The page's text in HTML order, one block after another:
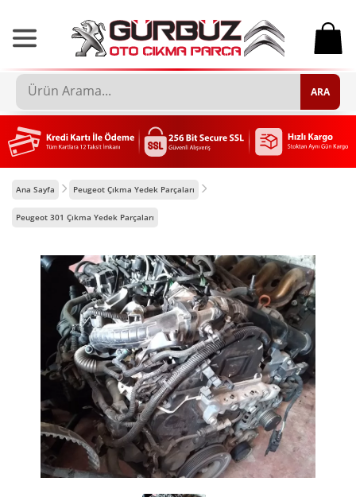
0
ARA
Ana Sayfa Peugeot Çıkma Yedek Parçaları
Peugeot 301 Çıkma Yedek Parçaları